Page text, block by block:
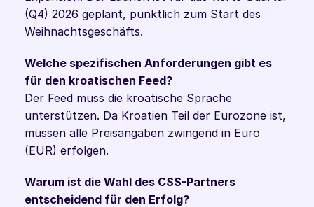
(Q4) 2026 geplant, pünktlich zum Start des
Weihnachtsgeschäfts.
Welche spezifischen Anforderungen gibt es
für den kroatischen Feed?
Der Feed muss die kroatische Sprache
unterstützen. Da Kroatien Teil der Eurozone ist,
müssen alle Preisangaben zwingend in Euro
(EUR) erfolgen.
Warum ist die Wahl des CSS-Partners
entscheidend für den Erfolg?